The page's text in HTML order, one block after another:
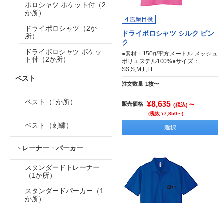
ドライポロシャツ シルク ピン
ク
●素材：150g/平方メートル メッシュ
ポリエステル100%●サイズ：
SS,S,M,L,LL
注文数量 1枚〜
販売価格 ¥8,635 (税込) ～
(税抜 ¥7,850～)
選択
ポロシャツ ポケット付（2
か所）
ドライポロシャツ（2か
所）
ドライポロシャツ ポケッ
ト付（2か所）
ベスト
ベスト（1か所）
ベスト（刺繍）
トレーナー・パーカー
スタンダードトレーナー
（1か所）
スタンダードパーカー（1
か所）